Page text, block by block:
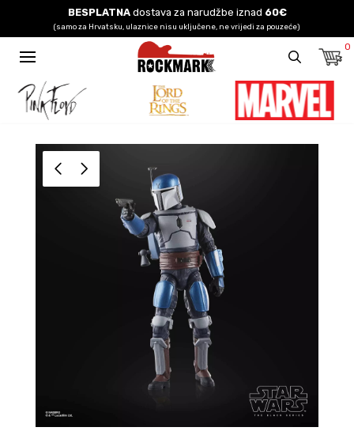
BESPLATNAdostava za narudžbe iznad 60€
(samo za Hrvatsku, ulaznice nisu uključene, ne vrijedi za pouzeće)
0